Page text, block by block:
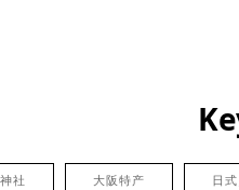
神社 大阪特产 日